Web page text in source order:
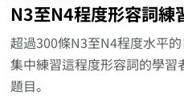
N3至N4程度形容詞練
超過300條N3至N4程度水平
集中練習這程度形容詞的學
題目。